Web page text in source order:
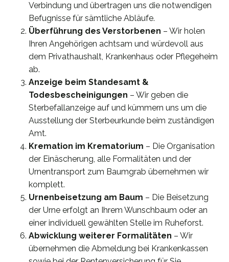
Verbindung und übertragen uns die notwendigen
Befugnisse für sämtliche Abläufe.
Überführung des Verstorbenen – Wir holen
Ihren Angehörigen achtsam und würdevoll aus
dem Privathaushalt, Krankenhaus oder Pflegeheim
ab.
Anzeige beim Standesamt &
Todesbescheinigungen – Wir geben die
Sterbefallanzeige auf und kümmern uns um die
Ausstellung der Sterbeurkunde beim zuständigen
Amt.
Kremation im Krematorium – Die Organisation
der Einäscherung, alle Formalitäten und der
Urnentransport zum Baumgrab übernehmen wir
komplett.
Urnenbeisetzung am Baum – Die Beisetzung
der Urne erfolgt an Ihrem Wunschbaum oder an
einer individuell gewählten Stelle im Ruheforst.
Abwicklung weiterer Formalitäten – Wir
übernehmen die Abmeldung bei Krankenkassen